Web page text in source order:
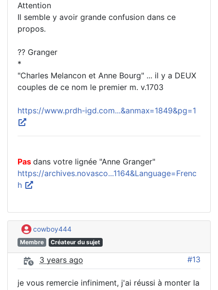
Attention
Il semble y avoir grande confusion dans ce
propos.
?? Granger
*
"Charles Melancon et Anne Bourg" ... il y a DEUX
couples de ce nom le premier m. v.1703
https://www.prdh-igd.com...&anmax=1849&pg=1
Pas dans votre lignée "Anne Granger"
https://archives.novasco...1164&Language=Frenc
h
cowboy444
Membre Créateur du sujet
3 years ago #13
je vous remercie infiniment, j'ai réussi à monter la